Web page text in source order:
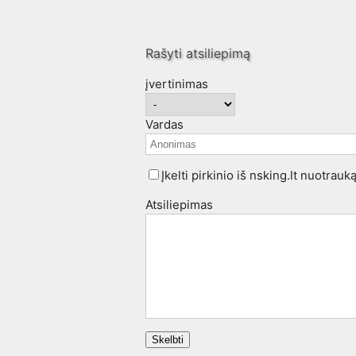
Rašyti atsiliepimą
įvertinimas
Vardas
Įkelti pirkinio iš nsking.lt
Atsiliepimas